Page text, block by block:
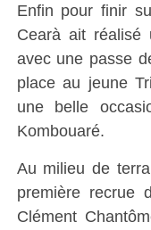
Enfin pour finir
Cearà ait réalisé
avec une passe
place au jeune
une belle
Kombouaré.
Au milieu de
première recrue
Clément